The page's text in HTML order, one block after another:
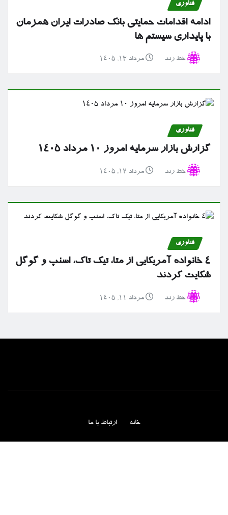
فناوری
ادامه اقدامات حمایتی بانک صادرات ایران همزمان
با پایداری سیستم ها
خط رند مرداد ۱۳, ۱۴۰۵
فناوری
گزارش بازار سرمایه امروز ۱۰ مرداد ۱۴۰۵
خط رند مرداد ۱۲, ۱۴۰۵
فناوری
۴ خانواده آمریکایی از متا، تیک تاک، اسنپ و گوگل
شکایت کردند
خط رند مرداد ۱۱, ۱۴۰۵
خانه ارتباط با ما